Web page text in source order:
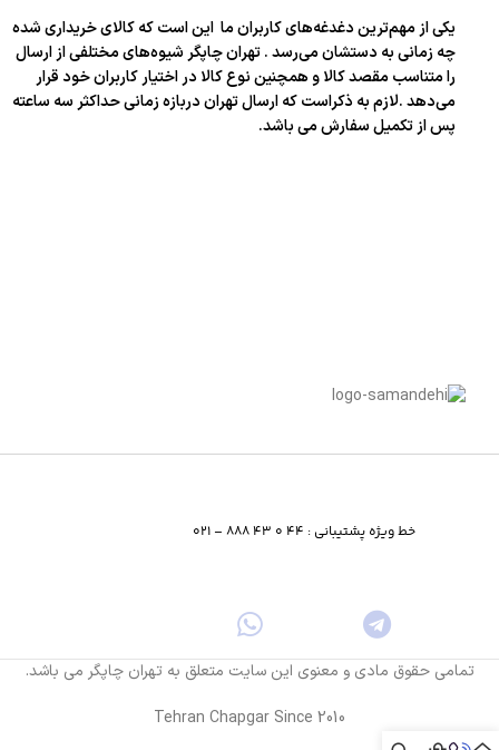
یکی از مهم‌ترین دغدغه‌های کاربران ما این است که کالای خریداری شده
چه زمانی به دستشان می‌رسد . تهران چاپگر شیوه‌های مختلفی از ارسال
را متناسب مقصد کالا و همچنین نوع کالا در اختیار کاربران خود قرار
می‌دهد .لازم به ذکراست که ارسال تهران دربازه زمانی حداکثر سه ساعته
پس از تکمیل سفارش می باشد.
خط ویژه پشتیبانی : 44 0 43 888 – 021
تمامی حقوق مادی و معنوی این سایت متعلق به تهران چاپگر می باشد.
Tehran Chapgar Since 2010